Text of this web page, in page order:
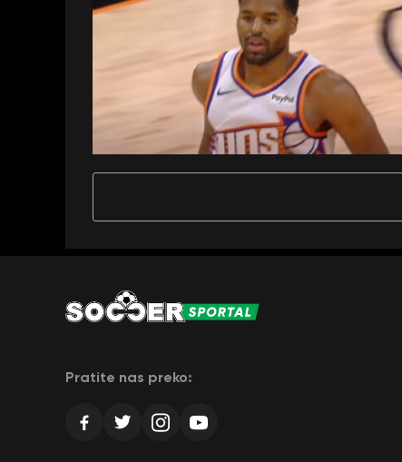
Pratite nas preko: